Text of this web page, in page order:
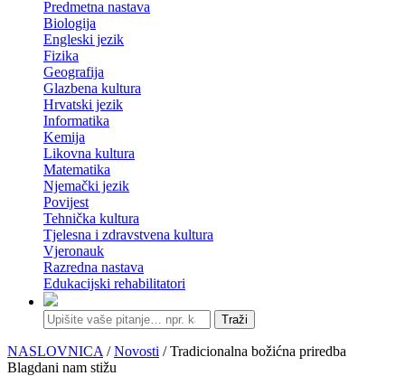
Predmetna nastava
Biologija
Engleski jezik
Fizika
Geografija
Glazbena kultura
Hrvatski jezik
Informatika
Kemija
Likovna kultura
Matematika
Njemački jezik
Povijest
Tehnička kultura
Tjelesna i zdravstvena kultura
Vjeronauk
Razredna nastava
Edukacijski rehabilitatori
Traži
NASLOVNICA /Novosti / Tradicionalna božićna priredba
Blagdani nam stižu